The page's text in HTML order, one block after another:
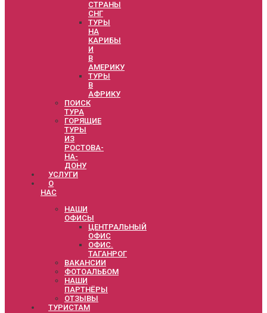
СТРАНЫ
СНГ
ТУРЫ
НА
КАРИБЫ
И
В
АМЕРИКУ
ТУРЫ
В
АФРИКУ
ПОИСК
ТУРА
ГОРЯЩИЕ
ТУРЫ
ИЗ
РОСТОВА-
НА-
ДОНУ
УСЛУГИ
О
НАС
НАШИ
ОФИСЫ
ЦЕНТРАЛЬНЫЙ
ОФИС
ОФИС.
ТАГАНРОГ
ВАКАНСИИ
ФОТОАЛЬБОМ
НАШИ
ПАРТНЁРЫ
ОТЗЫВЫ
ТУРИСТАМ